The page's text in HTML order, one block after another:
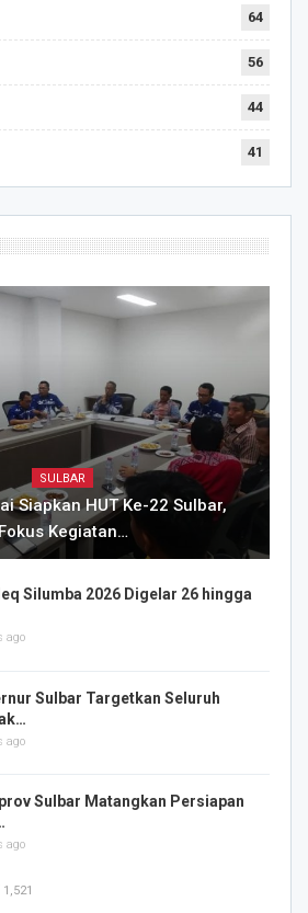
64
56
44
41
SULBAR
Siapkan HUT Ke-22 Sulbar,
Fokus Kegiatan…
Silumba 2026 Digelar 26 hingga
ago
Sulbar Targetkan Seluruh
ago
Sulbar Matangkan Persiapan
ago